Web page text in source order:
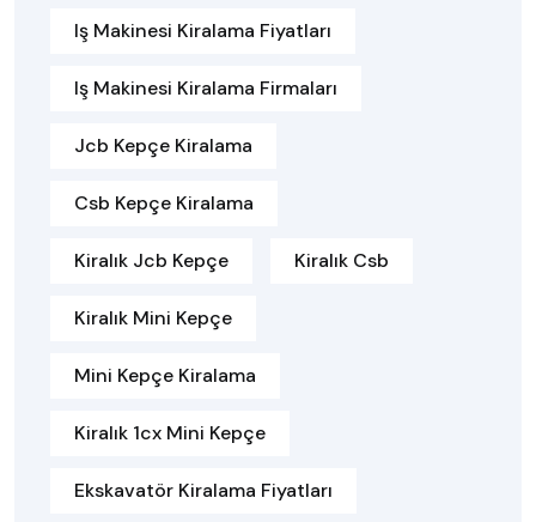
Iş Makinesi Kiralama Fiyatları
Iş Makinesi Kiralama Firmaları
Jcb Kepçe Kiralama
Csb Kepçe Kiralama
Kiralık Jcb Kepçe Kiralık Csb
Kiralık Mini Kepçe
Mini Kepçe Kiralama
Kiralık 1cx Mini Kepçe
Ekskavatör Kiralama Fiyatları